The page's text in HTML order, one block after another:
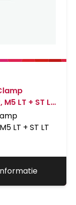
LT + ST LT
LT + ST LT